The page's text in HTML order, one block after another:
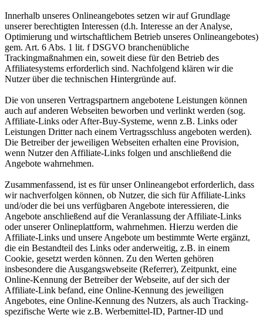
Innerhalb unseres Onlineangebotes setzen wir auf Grundlage
unserer berechtigten Interessen (d.h. Interesse an der Analyse,
Optimierung und wirtschaftlichem Betrieb unseres Onlineangebotes)
gem. Art. 6 Abs. 1 lit. f DSGVO branchenübliche
Trackingmaßnahmen ein, soweit diese für den Betrieb des
Affiliatesystems erforderlich sind. Nachfolgend klären wir die
Nutzer über die technischen Hintergründe auf.
Die von unseren Vertragspartnern angebotene Leistungen können
auch auf anderen Webseiten beworben und verlinkt werden (sog.
Affiliate-Links oder After-Buy-Systeme, wenn z.B. Links oder
Leistungen Dritter nach einem Vertragsschluss angeboten werden).
Die Betreiber der jeweiligen Webseiten erhalten eine Provision,
wenn Nutzer den Affiliate-Links folgen und anschließend die
Angebote wahrnehmen.
Zusammenfassend, ist es für unser Onlineangebot erforderlich, dass
wir nachverfolgen können, ob Nutzer, die sich für Affiliate-Links
und/oder die bei uns verfügbaren Angebote interessieren, die
Angebote anschließend auf die Veranlassung der Affiliate-Links
oder unserer Onlineplattform, wahrnehmen. Hierzu werden die
Affiliate-Links und unsere Angebote um bestimmte Werte ergänzt,
die ein Bestandteil des Links oder anderweitig, z.B. in einem
Cookie, gesetzt werden können. Zu den Werten gehören
insbesondere die Ausgangswebseite (Referrer), Zeitpunkt, eine
Online-Kennung der Betreiber der Webseite, auf der sich der
Affiliate-Link befand, eine Online-Kennung des jeweiligen
Angebotes, eine Online-Kennung des Nutzers, als auch Tracking-
spezifische Werte wie z.B. Werbemittel-ID, Partner-ID und